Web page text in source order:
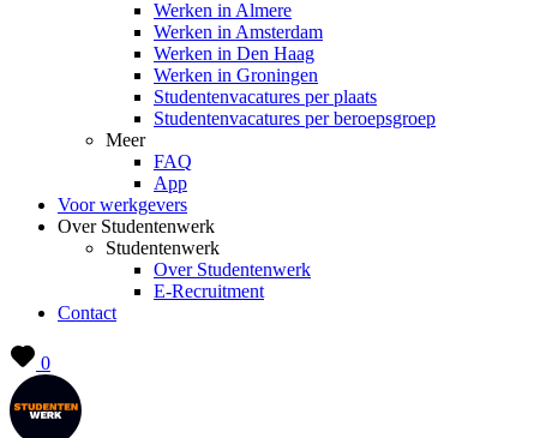
Werken in Almere
Werken in Amsterdam
Werken in Den Haag
Werken in Groningen
Studentenvacatures per plaats
Studentenvacatures per beroepsgroep
Meer
FAQ
App
Voor werkgevers
Over Studentenwerk
Studentenwerk
Over Studentenwerk
E-Recruitment
Contact
0